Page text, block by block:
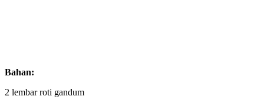
Bahan:
2 lembar roti gandum